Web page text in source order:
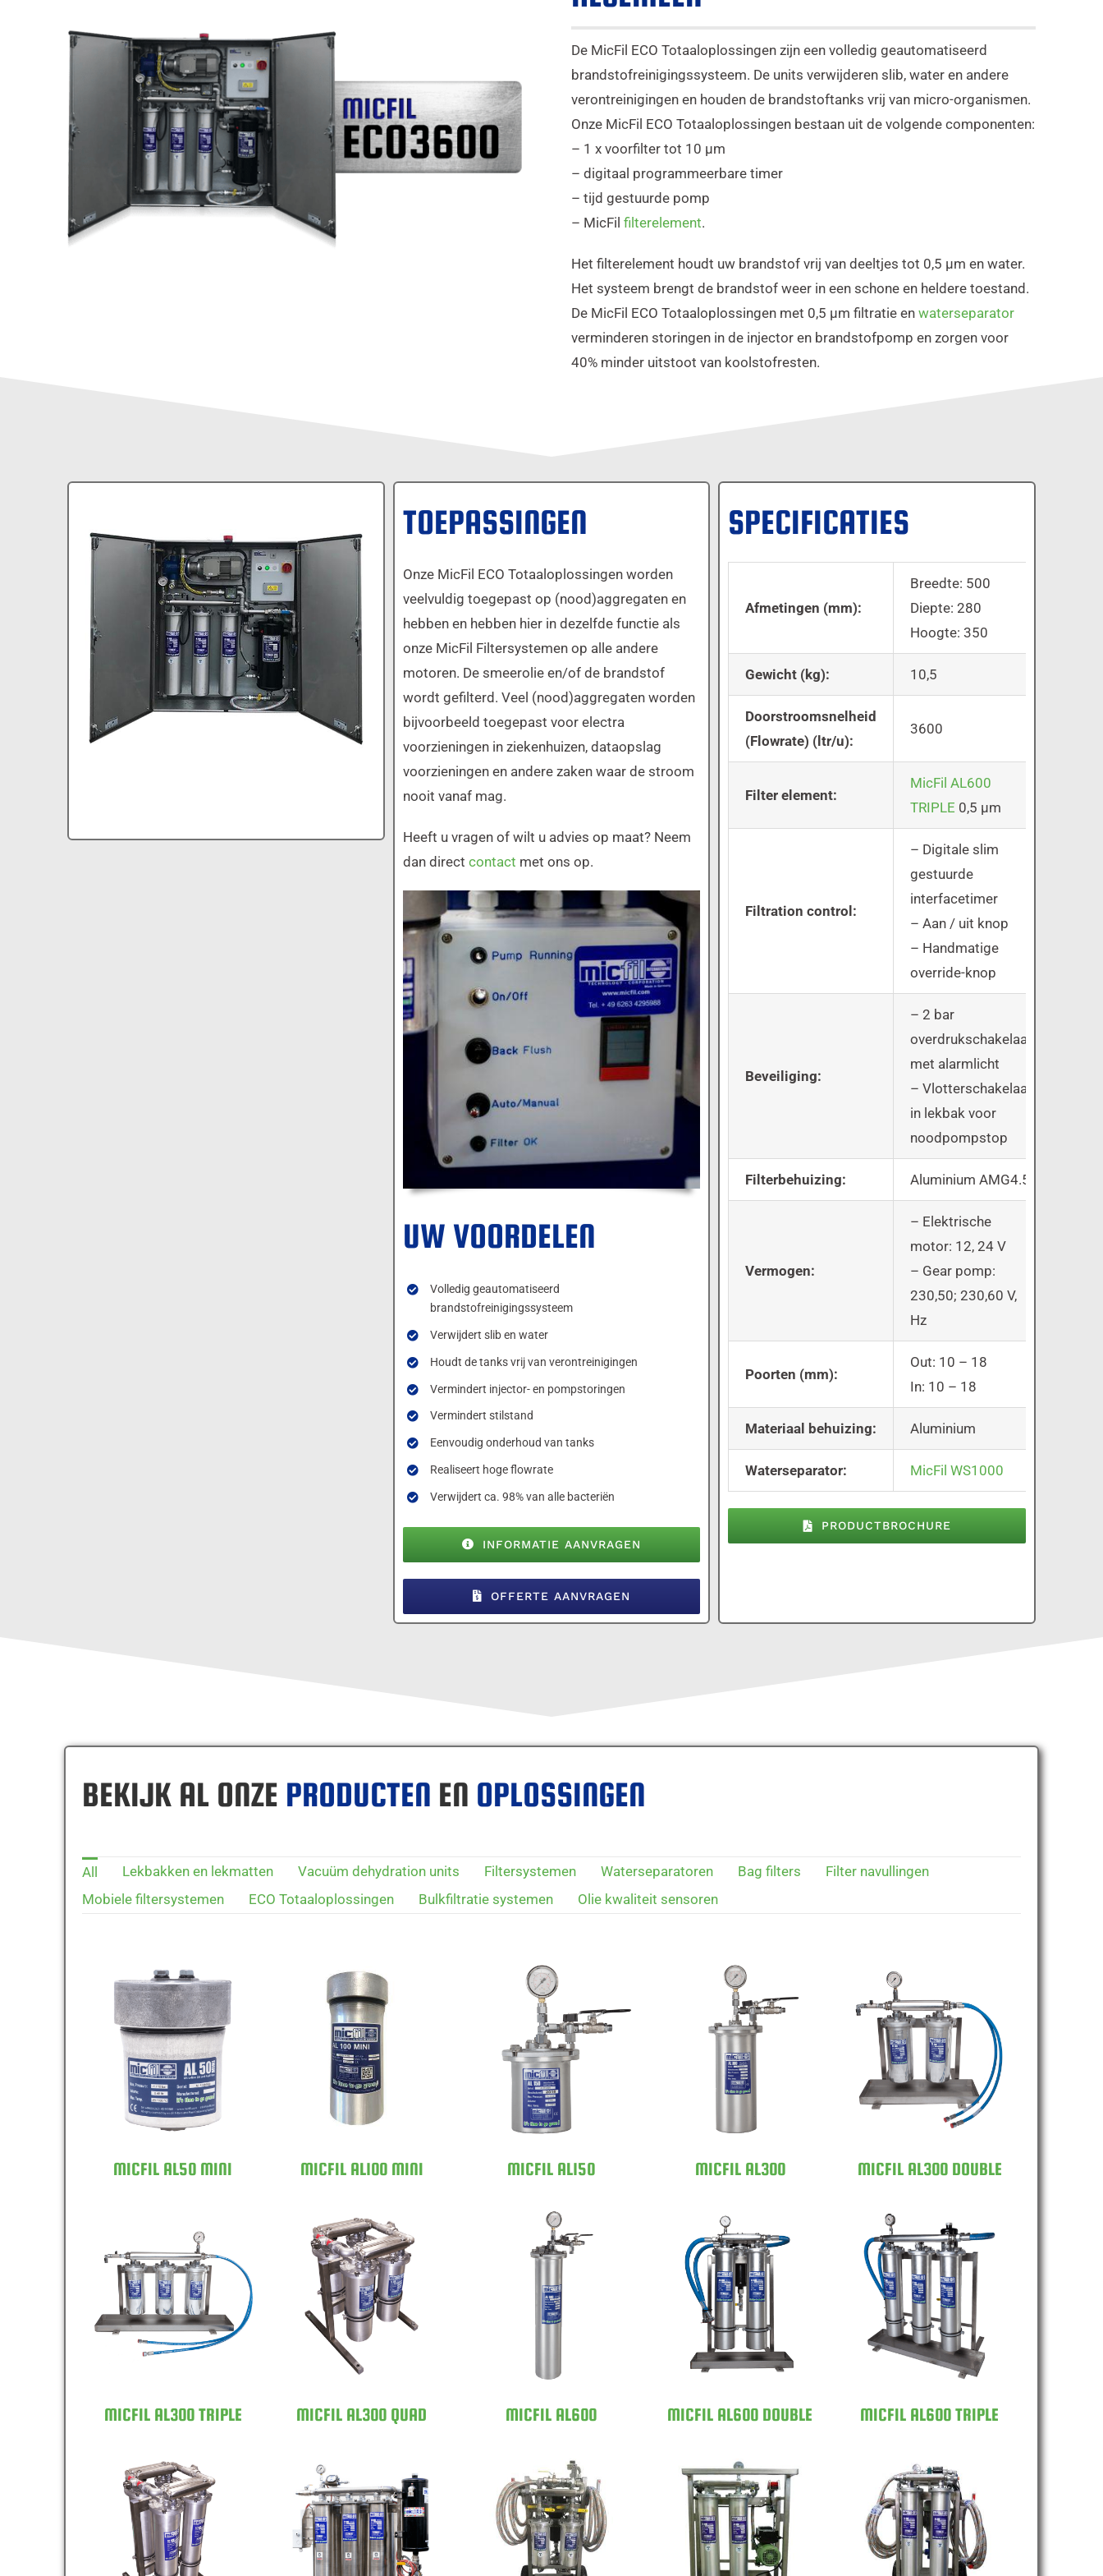
De MicFil ECO Totaaloplossingen zijn een volledig geautomatiseerd
brandstofreinigingssysteem. De units verwijderen slib, water en andere
verontreinigingen en houden de brandstoftanks vrij van micro-organismen.
Onze MicFil ECO Totaaloplossingen bestaan uit de volgende componenten:
– 1 x voorfilter tot 10 μm
– digitaal programmeerbare timer
– tijd gestuurde pomp
– MicFil filterelement.
Het filterelement houdt uw brandstof vrij van deeltjes tot 0,5 μm en water.
Het systeem brengt de brandstof weer in een schone en heldere toestand.
De MicFil ECO Totaaloplossingen met 0,5 μm filtratie en waterseparator
verminderen storingen in de injector en brandstofpomp en zorgen voor
40% minder uitstoot van koolstofresten.
TOEPASSINGEN
Onze MicFil ECO Totaaloplossingen worden
veelvuldig toegepast op (nood)aggregaten en
hebben en hebben hier in dezelfde functie als
onze MicFil Filtersystemen op alle andere
motoren. De smeerolie en/of de brandstof
wordt gefilterd. Veel (nood)aggregaten worden
bijvoorbeeld toegepast voor electra
voorzieningen in ziekenhuizen, dataopslag
voorzieningen en andere zaken waar de stroom
nooit vanaf mag.
Heeft u vragen of wilt u advies op maat? Neem
dan direct contact met ons op.
UW VOORDELEN
Volledig geautomatiseerd
brandstofreinigingssysteem
Verwijdert slib en water
Houdt de tanks vrij van verontreinigingen
Vermindert injector- en pompstoringen
Vermindert stilstand
Eenvoudig onderhoud van tanks
Realiseert hoge flowrate
Verwijdert ca. 98% van alle bacteriën
INFORMATIE AANVRAGEN
OFFERTE AANVRAGEN
SPECIFICATIES
Afmetingen (mm):
Breedte: 500
Diepte: 280
Hoogte: 350
Gewicht (kg): 10,5
Doorstroomsnelheid
(Flowrate) (ltr/u):
3600
Filter element:
MicFil AL600
TRIPLE 0,5 µm
Filtration control:
– Digitale slim
gestuurde
interfacetimer
– Aan / uit knop
– Handmatige
override-knop
Beveiliging:
– 2 bar
overdrukschakelaar
met alarmlicht
– Vlotterschakelaar
in lekbak voor
noodpompstop
Filterbehuizing: Aluminium AMG4.5
Vermogen:
– Elektrische
motor: 12, 24 V
– Gear pomp:
230,50; 230,60 V,
Hz
Poorten (mm):
Out: 10 – 18
In: 10 – 18
Materiaal behuizing: Aluminium
Waterseparator: MicFil WS1000
PRODUCTBROCHURE
BEKIJK AL ONZE PRODUCTEN EN OPLOSSINGEN
All Lekbakken en lekmatten Vacuüm dehydration units Filtersystemen Waterseparatoren Bag filters
Filter navullingen
Mobiele filtersystemen
ECO Totaaloplossingen Bulkfiltratie systemen Olie kwaliteit sensoren
MICFIL AL50 MINI
MICFIL AL50 MINI
MICFIL AL100 MINI
MICFIL AL100 MINI
MICFIL AL150
MICFIL AL150
MICFIL AL300
MICFIL AL300
MICFIL AL300
DOUBLE
MICFIL AL300 DOUBLE
MICFIL AL300
TRIPLE
MICFIL AL300 TRIPLE
MICFIL AL300
QUAD
MICFIL AL300 QUAD
MICFIL AL600
MICFIL AL600
MICFIL AL600
DOUBLE
MICFIL AL600 DOUBLE
MICFIL AL600
TRIPLE
MICFIL AL600 TRIPLE
MICFIL AL600
MICFIL AL600
MICFIL MS1200 MICFIL MS2400 MICFIL MS4800